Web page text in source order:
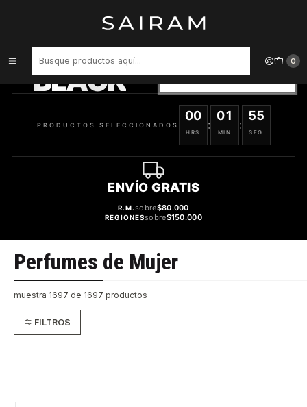
0
BLACK VER OFERTAS
PRODUCTOS SELECCIONADOS
00
HRS
:
01
MIN
:
55
SEG
ENVÍO GRATIS
R.M.sobre$80.000
REGIONESsobre$150.000
Perfumes de Mujer
muestra 1697 de 1697 productos
FILTROS